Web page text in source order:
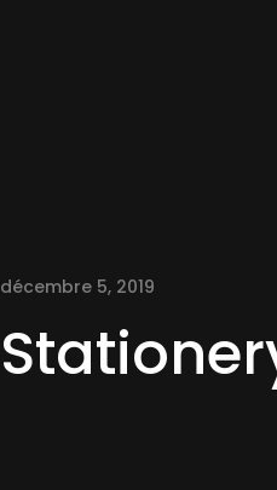
décembre 5, 2019